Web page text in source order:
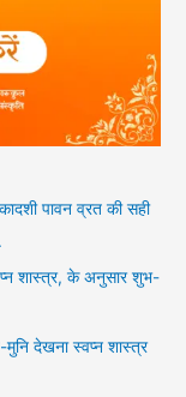
पावन व्रत की सही
शास्त्र, के अनुसार शुभ-
देखना स्वप्न शास्त्र